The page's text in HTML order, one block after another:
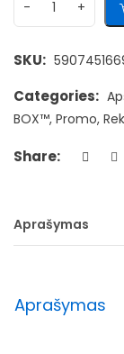
SKU:
Categories:
BOX™, Promo,
Share:
Aprašymas
Aprašymas